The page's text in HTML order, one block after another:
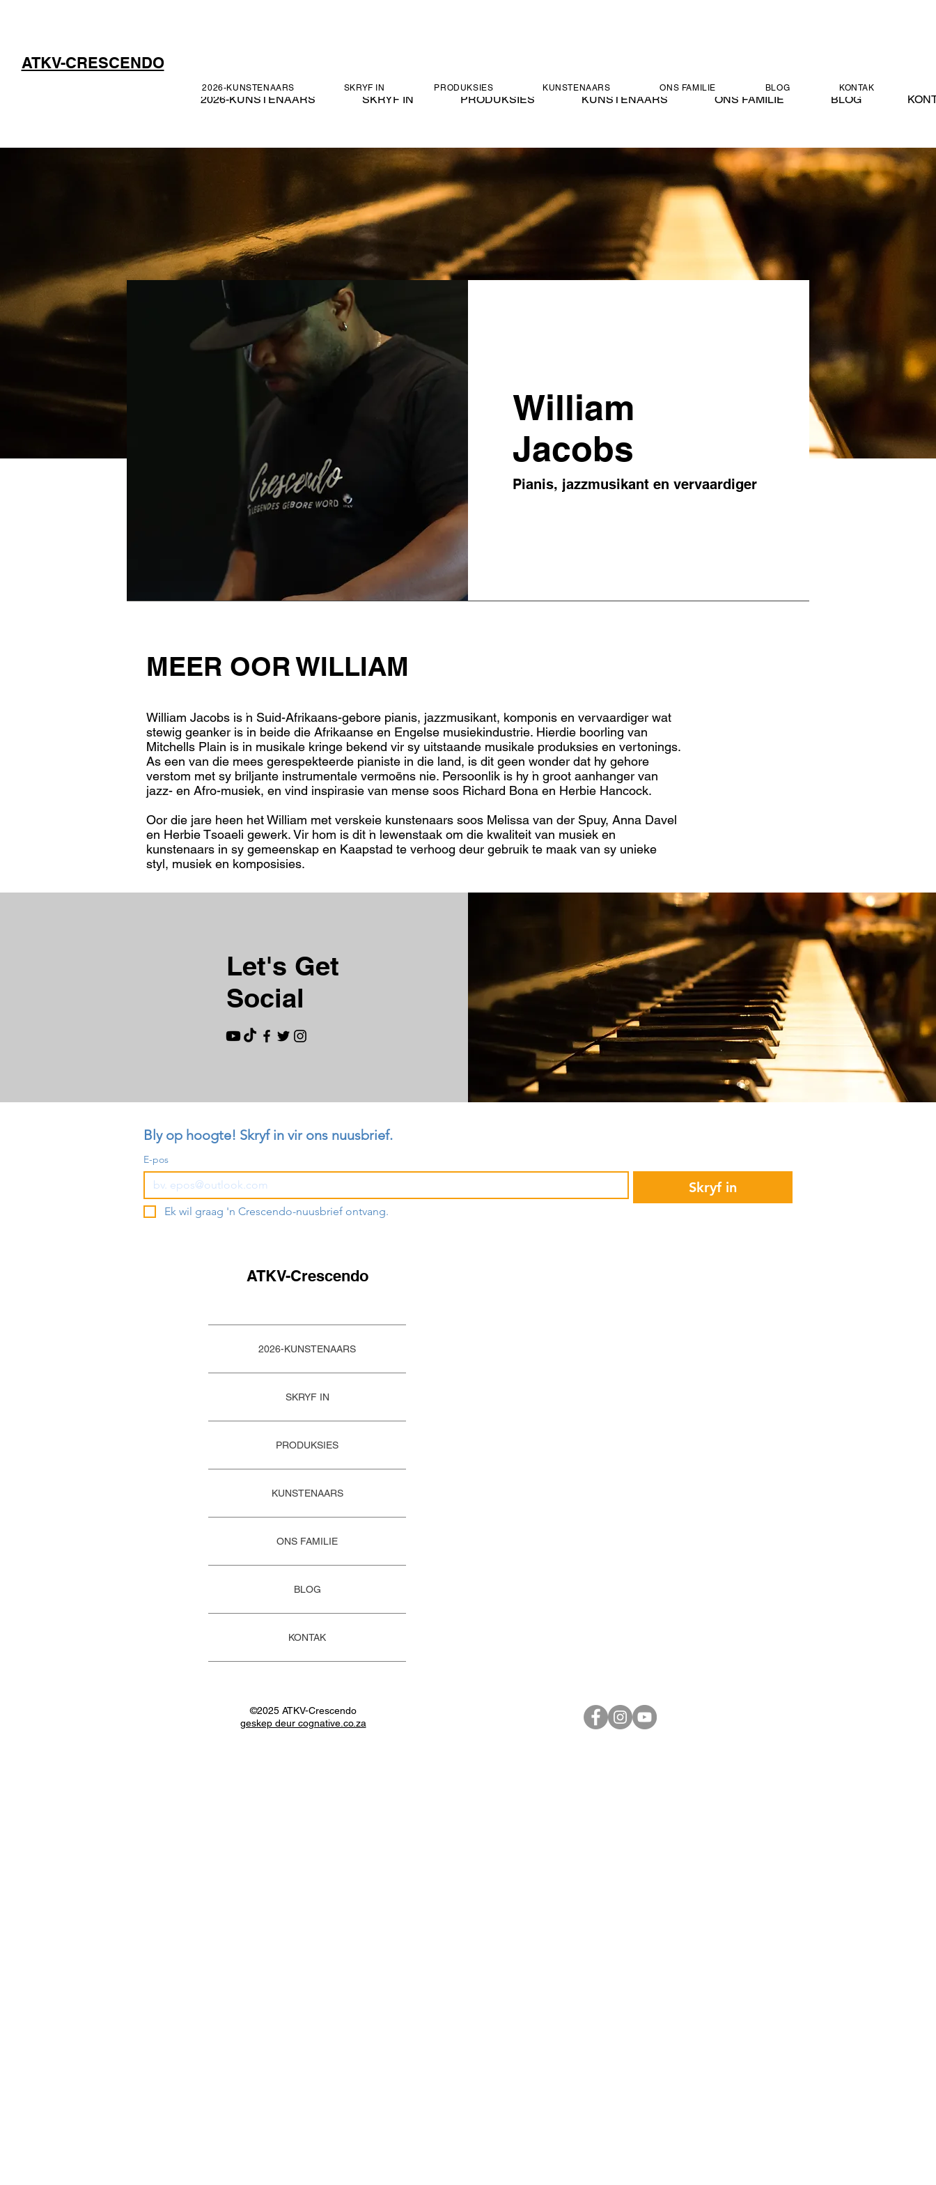
ATKV-CRESCENDO
2026-KUNSTENAARS SKRYF IN PRODUKSIES KUNSTENAARS ONS FAMILIE BLOG KONTAK
William
Jacobs
Pianis, jazzmusikant en vervaardiger
MEER OOR WILLIAM
William Jacobs is 'n Suid-Afrikaans-gebore pianis, jazzmusikant, komponis en vervaardiger wat
stewig geanker is in beide die Afrikaanse en Engelse musiekindustrie. Hierdie boorling van
Mitchells Plain is in musikale kringe bekend vir sy uitstaande musikale produksies en vertonings.
As een van die mees gerespekteerde pianiste in die land, is dit geen wonder dat hy gehore
verstom met sy briljante instrumentale vermoëns nie. Persoonlik is hy ’n groot aanhanger van
jazz- en Afro-musiek, en vind inspirasie van mense soos Richard Bona en Herbie Hancock.
Oor die jare heen het William met verskeie kunstenaars soos Melissa van der Spuy, Anna Davel
en Herbie Tsoaeli gewerk. Vir hom is dit ’n lewenstaak om die kwaliteit van musiek en
kunstenaars in sy gemeenskap en Kaapstad te verhoog deur gebruik te maak van sy unieke
styl, musiek en komposisies.
Let's Get
Social
2026-KUNSTENAARS SKRYF IN PRODUKSIES KUNSTENAARS ONS FAMILIE BLOG
ATKV-Crescendo
2026-KUNSTENAARS
SKRYF IN
PRODUKSIES
KUNSTENAARS
ONS FAMILIE
BLOG
KONTAK
Bly op hoogte! Skryf in vir ons nuusbrief.
E-pos
Skryf in
Ek wil graag 'n Crescendo-nuusbrief ontvang.
©2025 ATKV-Crescendo
geskep deur cognative.co.za